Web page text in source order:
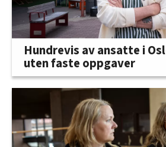
Hundrevis av ansatte i
uten faste oppgaver